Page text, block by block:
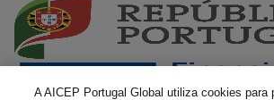
A AICEP Portugal Global utiliza cookies para